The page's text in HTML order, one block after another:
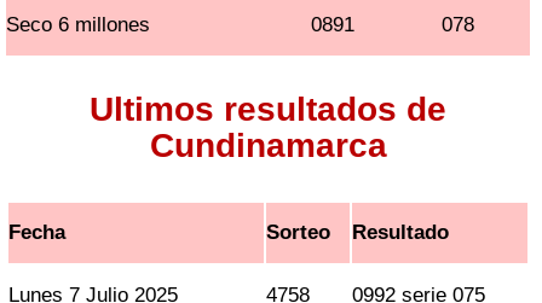
Seco 6 millones 0891 078
Ultimos resultados de
Cundinamarca
Fecha Sorteo Resultado
Lunes 7 Julio 2025 4758 0992 serie 075